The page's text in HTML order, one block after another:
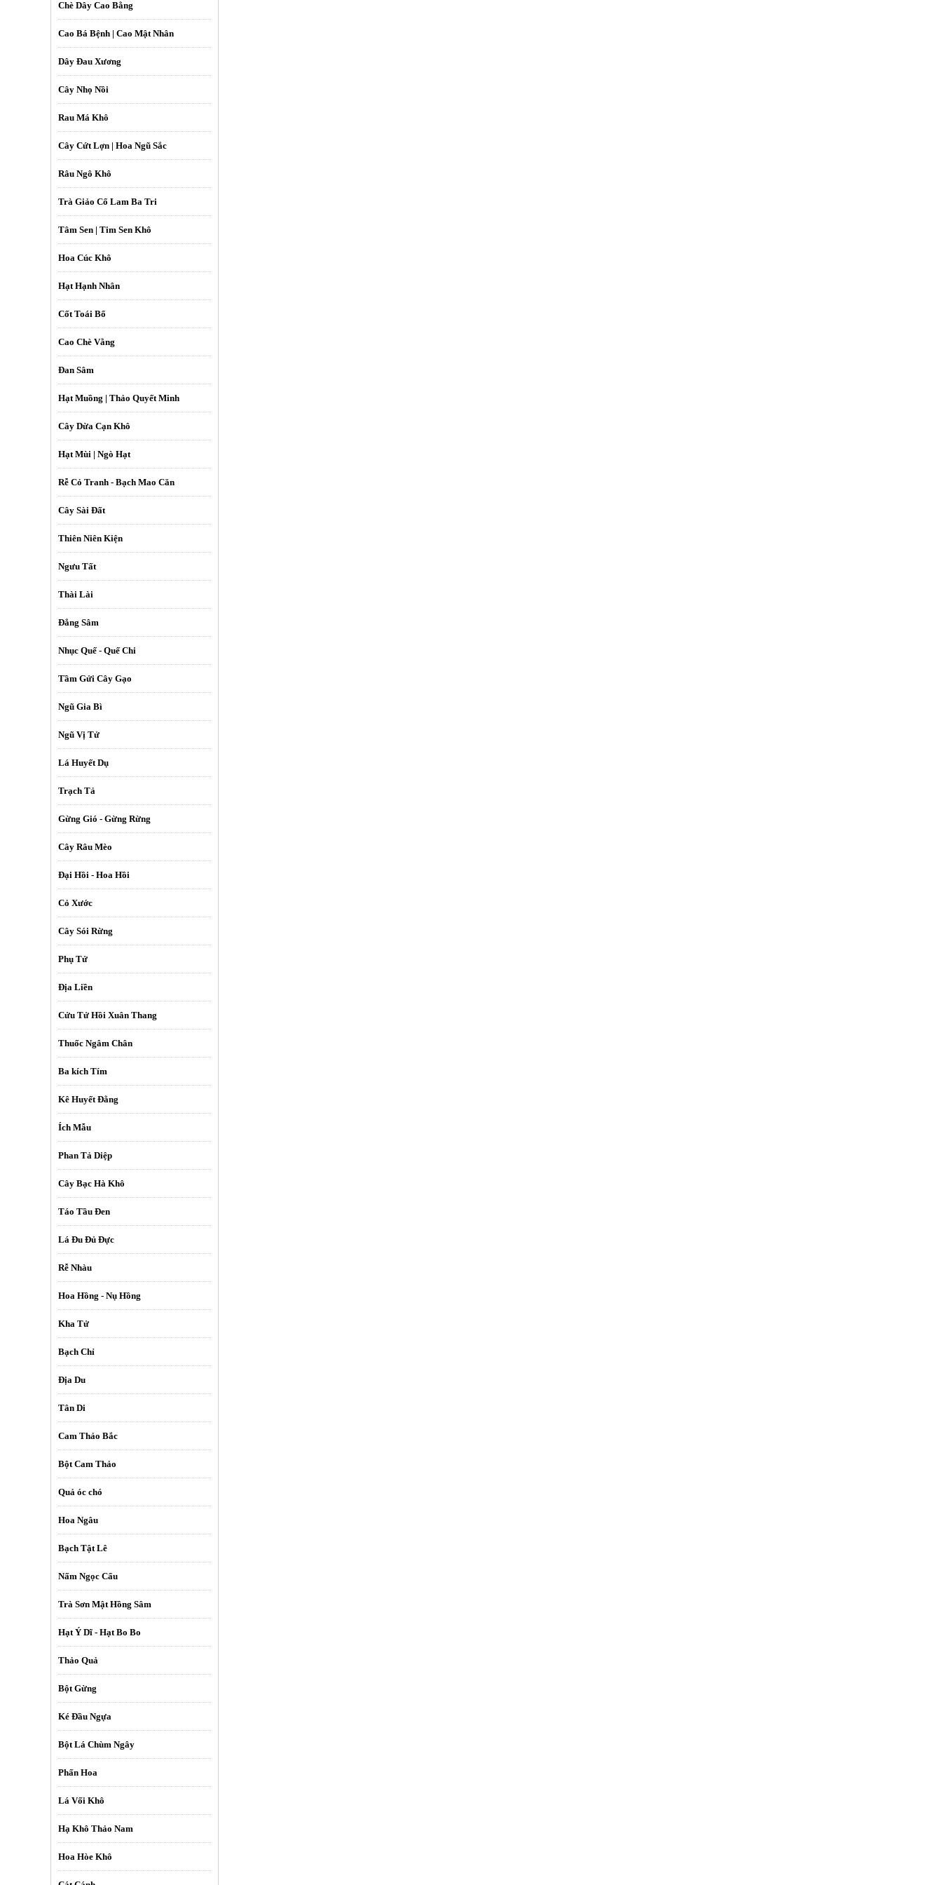
Chè Dây Cao Bằng
Cao Bá Bệnh | Cao Mật Nhân
Dây Đau Xương
Cây Nhọ Nồi
Rau Má Khô
Cây Cứt Lợn | Hoa Ngũ Sắc
Râu Ngô Khô
Trà Giảo Cổ Lam Ba Tri
Tâm Sen | Tim Sen Khô
Hoa Cúc Khô
Hạt Hạnh Nhân
Cốt Toái Bổ
Cao Chè Vằng
Đan Sâm
Hạt Muồng | Thảo Quyết Minh
Cây Dừa Cạn Khô
Hạt Mùi | Ngò Hạt
Rễ Cỏ Tranh - Bạch Mao Căn
Cây Sài Đất
Thiên Niên Kiện
Ngưu Tất
Thài Lài
Đẳng Sâm
Nhục Quế - Quế Chi
Tầm Gửi Cây Gạo
Ngũ Gia Bì
Ngũ Vị Tử
Lá Huyết Dụ
Trạch Tả
Gừng Gió - Gừng Rừng
Cây Râu Mèo
Đại Hồi - Hoa Hồi
Cỏ Xước
Cây Sói Rừng
Phụ Tử
Địa Liền
Cửu Tử Hồi Xuân Thang
Thuốc Ngâm Chân
Ba kích Tím
Kê Huyết Đằng
Ích Mẫu
Phan Tả Diệp
Cây Bạc Hà Khô
Táo Tầu Đen
Lá Đu Đủ Đực
Rễ Nhàu
Hoa Hồng - Nụ Hồng
Kha Tử
Bạch Chỉ
Địa Du
Tân Di
Cam Thảo Bắc
Bột Cam Thảo
Quả óc chó
Hoa Ngâu
Bạch Tật Lê
Nấm Ngọc Cẩu
Trà Sơn Mật Hồng Sâm
Hạt Ý Dĩ - Hạt Bo Bo
Thảo Quả
Bột Gừng
Ké Đầu Ngựa
Bột Lá Chùm Ngây
Phấn Hoa
Lá Vối Khô
Hạ Khô Thảo Nam
Hoa Hòe Khô